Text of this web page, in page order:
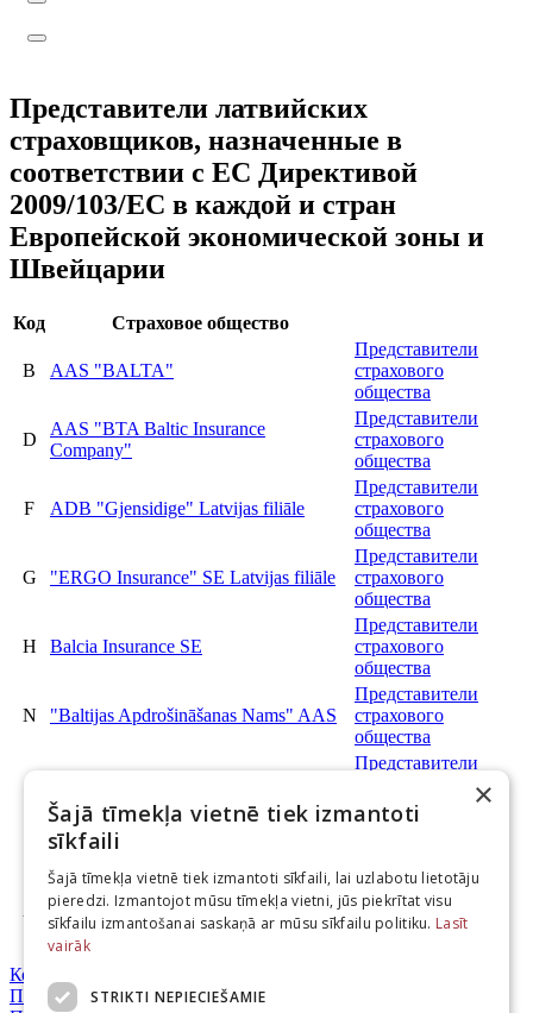
Представители латвийских
страховщиков, назначенные в
соответствии с ЕС Директивой
2009/103/EC в каждой и стран
Европейской экономической зоны и
Швейцарии
Код Страховое общество
B AAS "BALTA"
Представители
страхового
общества
D
AAS "BTA Baltic Insurance
Company"
Представители
страхового
общества
F ADB "Gjensidige" Latvijas filiāle
Представители
страхового
общества
G "ERGO Insurance" SE Latvijas filiāle
Представители
страхового
общества
H Balcia Insurance SE
Представители
страхового
общества
N "Baltijas Apdrošināšanas Nams" AAS
Представители
страхового
общества
Представители
общества
"Swedbank P&C Insurance" AS
общества
U
"COMPENSA VIENNA
INSURANCE GROUP" ADB
Latvijas filiāle
Представители
страхового
Контакты
Политика использования фаилов cookies
×
Šajā tīmekļa vietnē tiek izmantoti
sīkfaili
Šajā tīmekļa vietnē tiek izmantoti sīkfaili, lai uzlabotu lietotāju
pieredzi. Izmantojot mūsu tīmekļa vietni, jūs piekrītat visu
sīkfailu izmantošanai saskaņā ar mūsu sīkfailu politiku. Lasīt
vairāk
STRIKTI NEPIECIEŠAMIE